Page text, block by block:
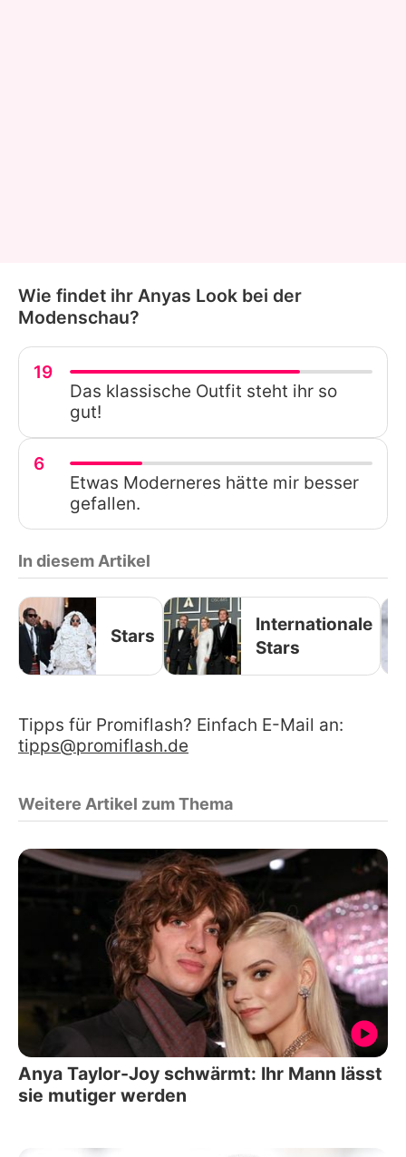
Wie findet ihr Anyas Look bei der
Modenschau?
19
Das klassische Outfit steht ihr so
gut!
6
Etwas Moderneres hätte mir besser
gefallen.
In diesem Artikel
Stars
Internationale
Stars
Tipps für Promiflash? Einfach E-Mail an:
tipps@promiflash.de
Weitere Artikel zum Thema
Anya Taylor-Joy schwärmt: Ihr Mann lässt
sie mutiger werden